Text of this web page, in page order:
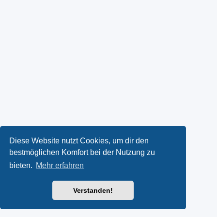
Diese Website nutzt Cookies, um dir den
bestmöglichen Komfort bei der Nutzung zu
bieten. Mehr erfahren
Verstanden!